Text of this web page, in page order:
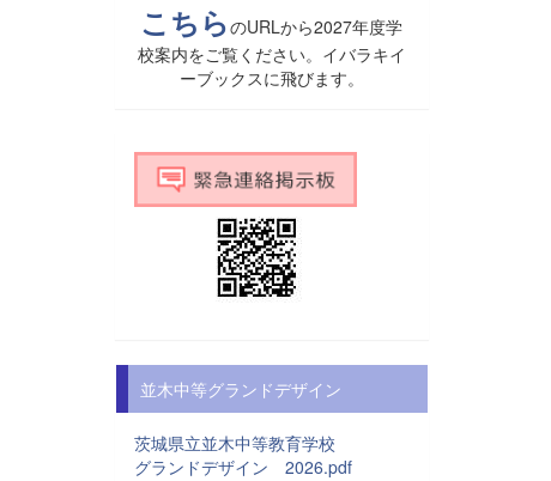
こちらのURLから2027年度学
校案内をご覧ください。イバラキイ
ーブックスに飛びます。
並木中等グランドデザイン
茨城県立並木中等教育学校
グランドデザイン 2026.pdf